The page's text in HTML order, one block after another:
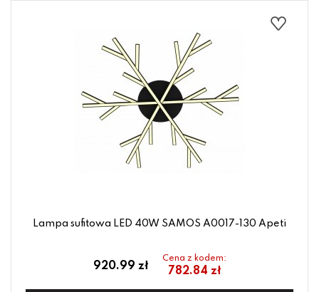
Lampa sufitowa LED 40W SAMOS A0017-130 Apeti
920.99 zł
Cena z kodem:
782.84 zł